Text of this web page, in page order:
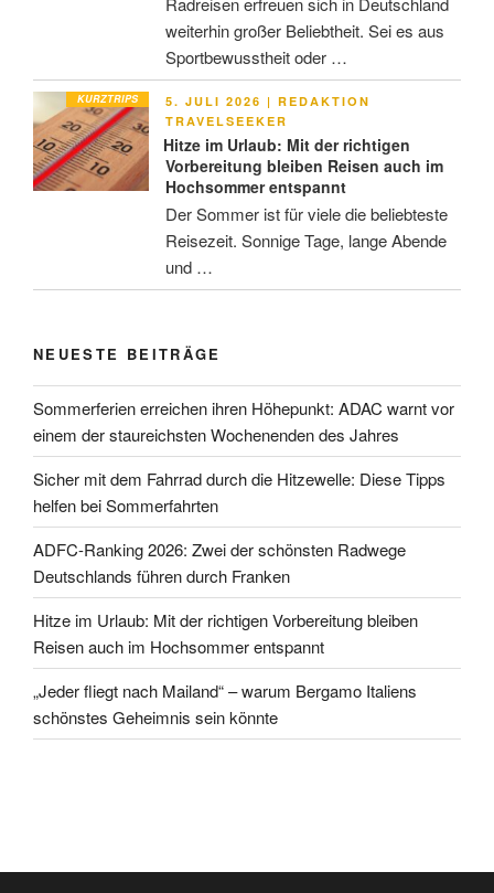
weiterhin großer Beliebtheit. Sei es aus
Sportbewusstheit oder …
KURZTRIPS
VERÖFFENTLICHT
AM
5. JULI 2026 | REDAKTION
TRAVELSEEKER
Hitze im Urlaub: Mit der richtigen
Vorbereitung bleiben Reisen auch im
Hochsommer entspannt
Der Sommer ist für viele die beliebteste
Reisezeit. Sonnige Tage, lange Abende
und …
NEUESTE BEITRÄGE
Sommerferien erreichen ihren Höhepunkt: ADAC warnt vor
einem der staureichsten Wochenenden des Jahres
Sicher mit dem Fahrrad durch die Hitzewelle: Diese Tipps
helfen bei Sommerfahrten
ADFC-Ranking 2026: Zwei der schönsten Radwege
Deutschlands führen durch Franken
Hitze im Urlaub: Mit der richtigen Vorbereitung bleiben
Reisen auch im Hochsommer entspannt
„Jeder fliegt nach Mailand“ – warum Bergamo Italiens
schönstes Geheimnis sein könnte